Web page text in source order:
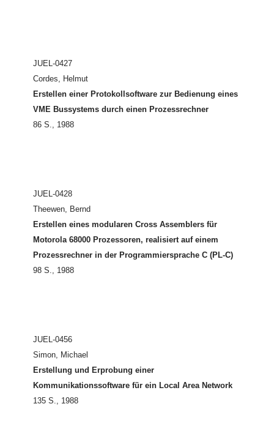
JUEL-0427
Cordes, Helmut
Erstellen einer Protokollsoftware zur Bedienung eines
VME Bussystems durch einen Prozessrechner
86 S., 1988
JUEL-0428
Theewen, Bernd
Erstellen eines modularen Cross Assemblers für
Motorola 68000 Prozessoren, realisiert auf einem
Prozessrechner in der Programmiersprache C (PL-C)
98 S., 1988
JUEL-0456
Simon, Michael
Erstellung und Erprobung einer
Kommunikationssoftware für ein Local Area Network
135 S., 1988